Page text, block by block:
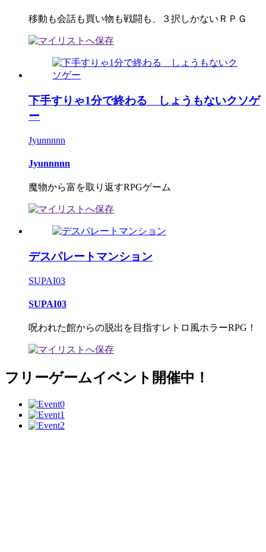
移動も会話も買い物も戦闘も、３択しかないＲＰＧ
下手すりゃ1分で終わる しょうもないクソゲ
ー
Jyunnnnn
Jyunnnnn
魔物から富を取り返すRPGゲーム
デスパレートマンション
SUPAI03
SUPAI03
呪われた館からの脱出を目指すレトロ風ホラーRPG！
フリーゲームイベント開催中！